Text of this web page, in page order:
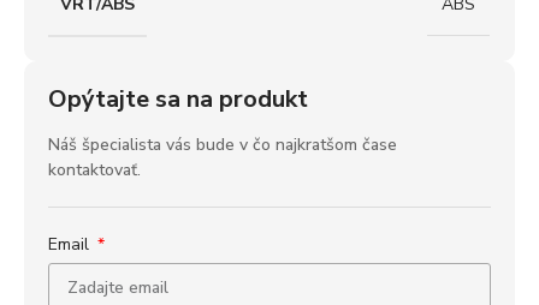
ABS
Opýtajte sa na produkt
Náš špecialista vás bude v čo najkratšom čase
kontaktovať.
Email